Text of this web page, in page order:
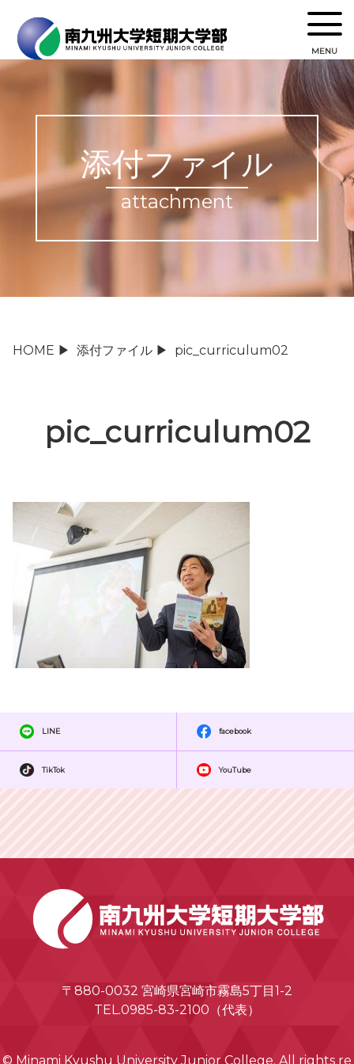
MENU
添付ファイル
attachment
HOME ▶ 添付ファイル ▶ pic_curriculum02
pic_curriculum02
LINE facebook
TikTok YouTube
〒880-0032 宮崎県宮崎市霧島5丁目1-2
TEL.0985-83-2100（代表）
© Minami Kyushu University Junior College. All rights re